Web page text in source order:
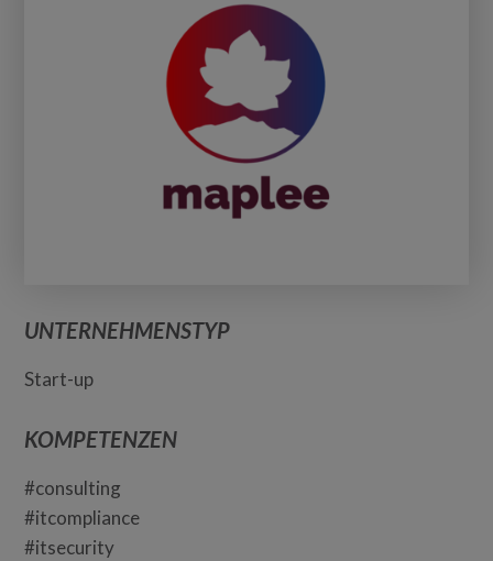
UNTERNEHMENSTYP
Start-up
KOMPETENZEN
#consulting
#itcompliance
#itsecurity